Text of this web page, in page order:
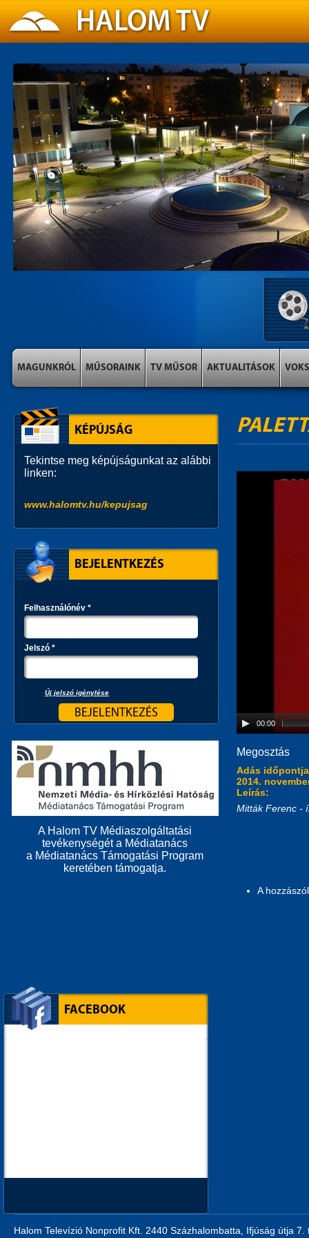
MAGUNKRÓL MŰSORAINK TV MŰSOR AKTUALITÁSOK VOKS
00:00
Megosztás
Adás
2014.
Leírás:
Mitták Ferenc -
A
KÉPÚJSÁG
Tekintse meg képújságunkat az alábbi
linken:
www.halomtv.hu/kepujsag
BEJELENTKEZÉS
Felhasználónév *
Jelszó *
Új jelszó igénylése
A Halom TV Médiaszolgáltatási
tevékenységét a Médiatanács
a Médiatanács Támogatási Program
keretében támogatja.
FACEBOOK
Halom Televízió Nonprofit Kft. 2440 Százhalombatta, Ifjúság útja